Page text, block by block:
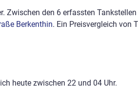
Zwischen den 6 erfassten
Berkenthin. Ein Preisvergleich von
heute zwischen 22 und 04 Uhr.